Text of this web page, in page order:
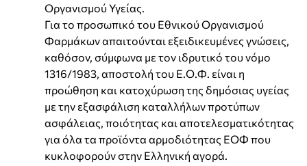
Οργανισμού Υγείας.
Για το προσωπικό του Εθνικού Οργανισμού
Φαρμάκων απαιτούνται εξειδικευμένες γνώσεις,
καθόσον, σύμφωνα με τον ιδρυτικό του νόμο
1316/1983, αποστολή του Ε.Ο.Φ. είναι η
προώθηση και κατοχύρωση της δημόσιας υγείας
με την εξασφάλιση καταλλήλων προτύπων
ασφάλειας, ποιότητας και αποτελεσματικότητας
για όλα τα προϊόντα αρμοδιότητας ΕΟΦ που
κυκλοφορούν στην Ελληνική αγορά.